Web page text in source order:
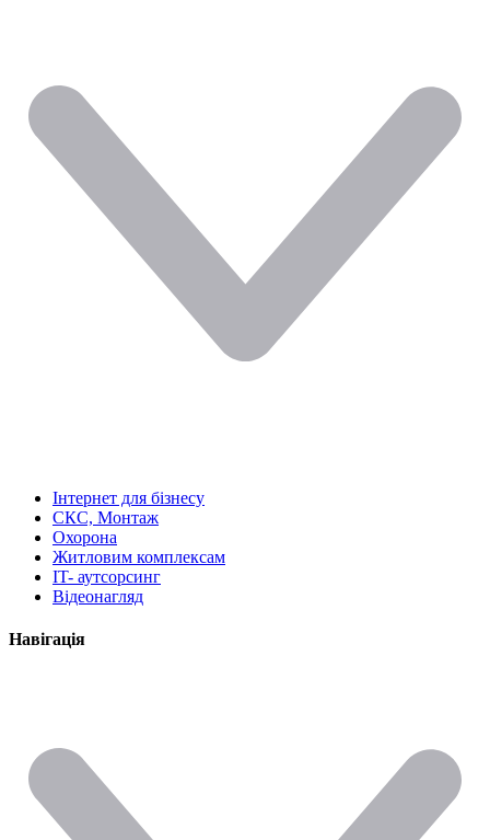
Інтернет для бізнесу
СКС, Монтаж
Охорона
Житловим комплексам
IT- аутсорсинг
Відеонагляд
Навігація